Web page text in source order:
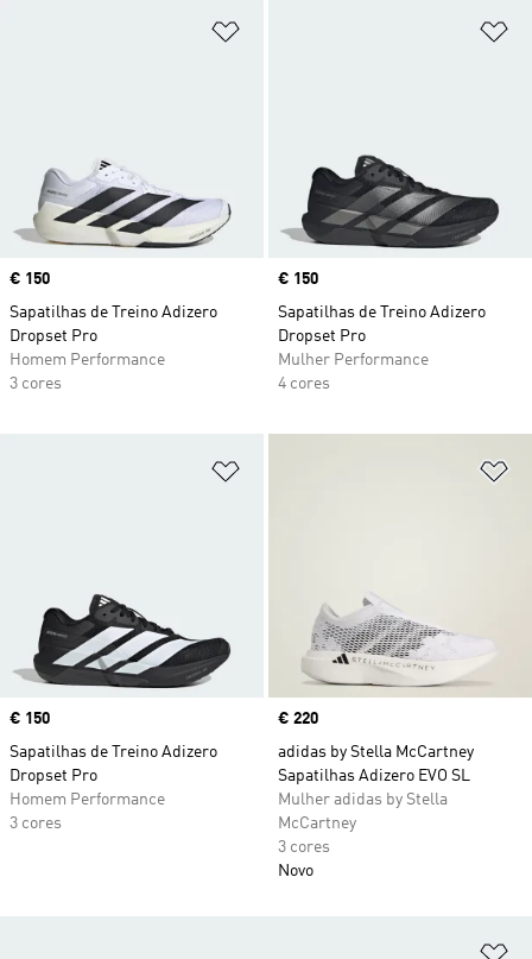
Price
€ 150
Sapatilhas de Treino Adizero
Dropset Pro
Homem Performance
3 cores
Price
€ 150
Sapatilhas de Treino Adizero
Dropset Pro
Mulher Performance
4 cores
Adicionar à Lista de Desejos
Price
€ 150
Sapatilhas de Treino Adizero
Dropset Pro
Homem Performance
3 cores
Price
€ 220
adidas by Stella McCartney
Sapatilhas Adizero EVO SL
Mulher adidas by Stella
McCartney
3 cores
Novo